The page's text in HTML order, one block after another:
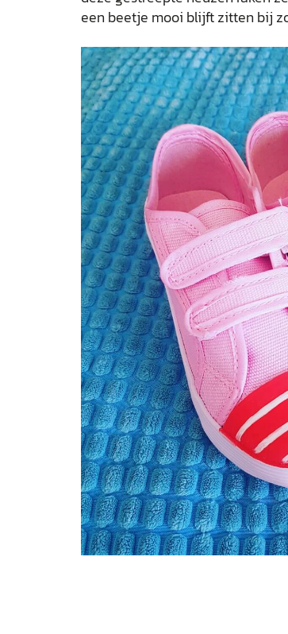
een beetje mooi blijft zitten bij